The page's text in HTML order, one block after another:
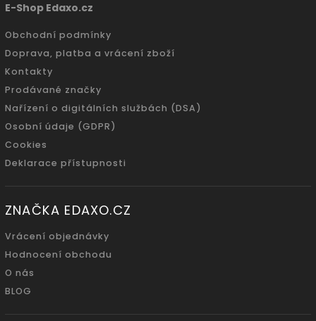
E-Shop Edaxo.cz
Obchodní podmínky
Doprava, platba a vrácení zboží
Kontakty
Prodávané značky
Nařízení o digitálních službách (DSA)
Osobní údaje (GDPR)
Cookies
Deklarace přístupnosti
ZNAČKA EDAXO.CZ
Vrácení objednávky
Hodnocení obchodu
O nás
BLOG